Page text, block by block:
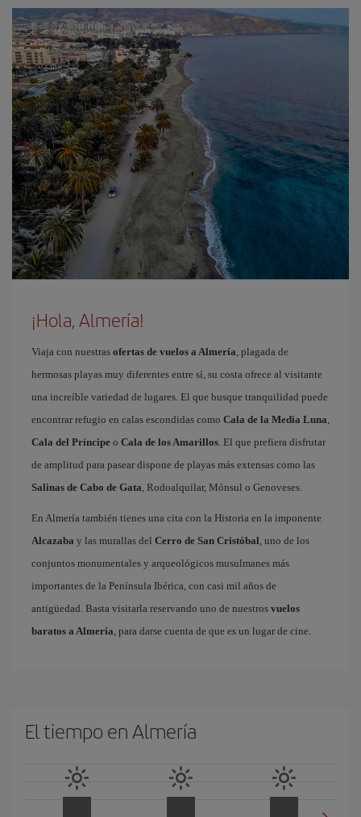
¡Hola, Almería!
Viaja con nuestras ofertas de vuelos a Almería, plagada de
hermosas playas muy diferentes entre sí, su costa ofrece al visitante
una increíble variedad de lugares. El que busque tranquilidad puede
encontrar refugio en calas escondidas como Cala de la Media Luna,
Cala del Príncipe o Cala de los Amarillos. El que prefiera disfrutar
de amplitud para pasear dispone de playas más extensas como las
Salinas de Cabo de Gata, Rodoalquilar, Mónsul o Genoveses.
En Almería también tienes una cita con la Historia en la imponente
Alcazaba y las murallas del Cerro de San Cristóbal, uno de los
conjuntos monumentales y arqueológicos musulmanes más
importantes de la Península Ibérica, con casi mil años de
antigüedad. Basta visitarla reservando uno de nuestros vuelos
baratos a Almería, para darse cuenta de que es un lugar de cine.
El tiempo en Almería